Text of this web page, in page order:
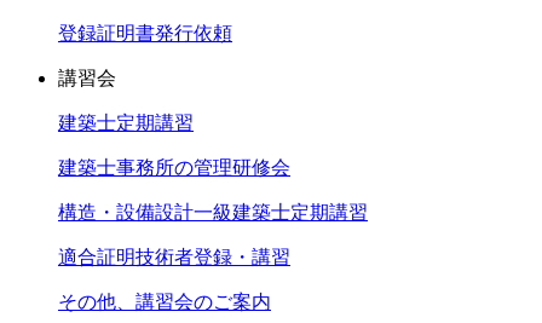
登録証明書発行依頼
講習会
建築士定期講習
建築士事務所の管理研修会
構造・設備設計一級建築士定期講習
適合証明技術者登録・講習
その他、講習会のご案内